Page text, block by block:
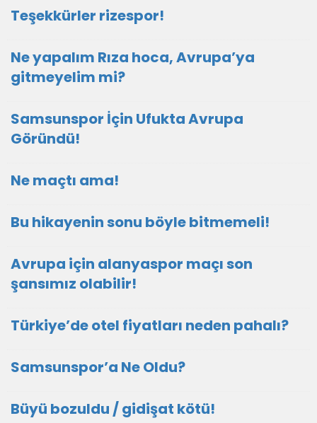
Teşekkürler rizespor!
Ne yapalım Rıza hoca, Avrupa’ya
gitmeyelim mi?
Samsunspor İçin Ufukta Avrupa
Göründü!
Ne maçtı ama!
Bu hikayenin sonu böyle bitmemeli!
Avrupa için alanyaspor maçı son
şansımız olabilir!
Türkiye’de otel fiyatları neden pahalı?
Samsunspor’a Ne Oldu?
Büyü bozuldu / gidişat kötü!